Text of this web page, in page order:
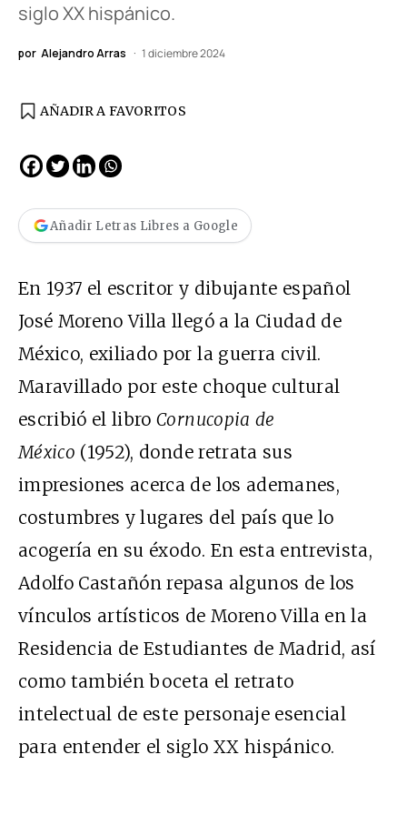
siglo XX hispánico.
por Alejandro Arras 1 diciembre 2024
AÑADIR A FAVORITOS
Añadir Letras Libres a Google
En 1937 el escritor y dibujante español
José Moreno Villa llegó a la Ciudad de
México, exiliado por la guerra civil.
Maravillado por este choque cultural
escribió el libroCornucopia de
México (1952), donde retrata sus
impresiones acerca de los ademanes,
costumbres y lugares del país que lo
acogería en su éxodo. En esta entrevista,
Adolfo Castañón repasa algunos de los
vínculos artísticos de Moreno Villa en la
Residencia de Estudiantes de Madrid, así
como también boceta el retrato
intelectual de este personaje esencial
para entender el siglo XX hispánico.